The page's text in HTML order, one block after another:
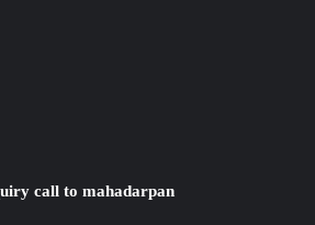
call to mahadarpan